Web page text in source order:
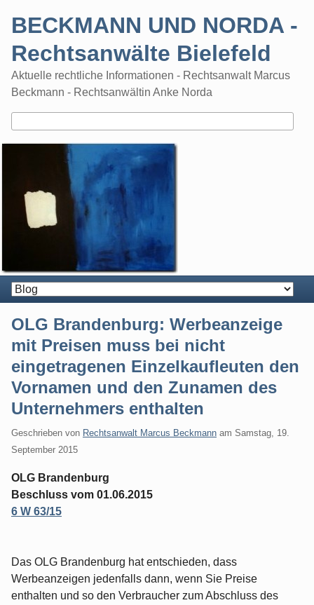
BECKMANN UND NORDA -
Rechtsanwälte Bielefeld
Aktuelle rechtliche Informationen - Rechtsanwalt Marcus
Beckmann - Rechtsanwältin Anke Norda
OLG Brandenburg: Werbeanzeige
mit Preisen muss bei nicht
eingetragenen Einzelkaufleuten den
Vornamen und den Zunamen des
Unternehmers enthalten
Geschrieben von Rechtsanwalt Marcus Beckmann am Samstag, 19.
September 2015
OLG Brandenburg
Beschluss vom 01.06.2015
6 W 63/15
Das OLG Brandenburg hat entschieden, dass
Werbeanzeigen jedenfalls dann, wenn Sie Preise
enthalten und so den Verbraucher zum Abschluss des